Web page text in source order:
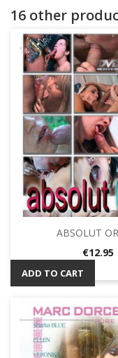
16 other
ABSOLUT
Price
€12.95
ADD TO CART